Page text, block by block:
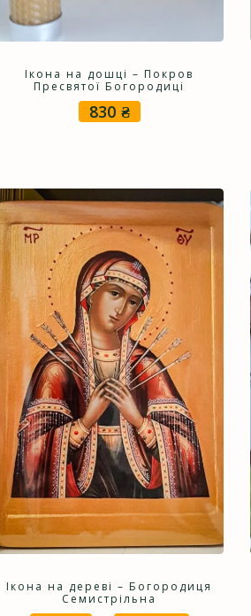
Ікона на дошці – Покров
Пресвятої Богородиці
830 ₴
Ікона на дереві – Богородиця
Семистрільна